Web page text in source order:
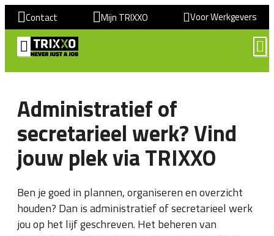
Contact Mijn TRIXXO Voor Werkgevers
Administratief of
secretarieel werk? Vind
jouw plek via TRIXXO
Ben je goed in plannen, organiseren en overzicht
houden? Dan is administratief of secretarieel werk
jou op het lijf geschreven. Het beheren van